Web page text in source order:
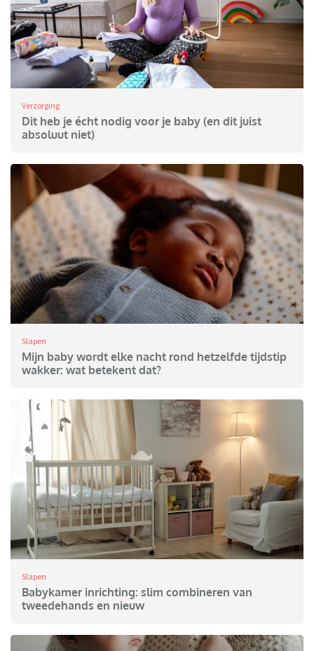
Verzorging
Dit heb je écht nodig voor je baby (en dit juist
absoluut niet)
Slapen
Mijn baby wordt elke nacht rond hetzelfde tijdstip
wakker: wat betekent dat?
Slapen
Babykamer inrichting: slim combineren van
tweedehands en nieuw